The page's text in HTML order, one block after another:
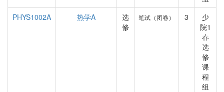
PHYS1002A
热学A
选
修
笔试（闭卷） 3
少
院1
春
选
修
课
程
组